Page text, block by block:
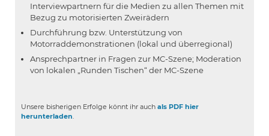
Interviewpartnern für die Medien zu allen Themen mit
Bezug zu motorisierten Zweirädern
Durchführung bzw. Unterstützung von
Motorraddemonstrationen (lokal und überregional)
Ansprechpartner in Fragen zur MC-Szene; Moderation
von lokalen „Runden Tischen“ der MC-Szene
Unsere bisherigen Erfolge könnt ihr auch als PDF hier
herunterladen